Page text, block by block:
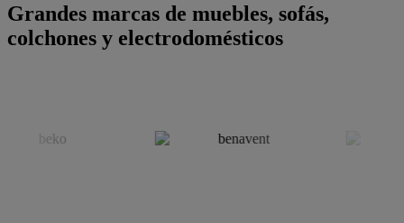
Grandes marcas de muebles, sofás,
colchones y electrodomésticos